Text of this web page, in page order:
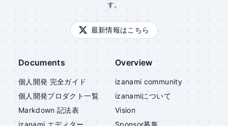
す。
最新情報はこちら
Documents
個人開発 完全ガイド
個人開発プロダクト一覧
Markdown 記法表
Overview
izanami community
izanamiについて
Vision